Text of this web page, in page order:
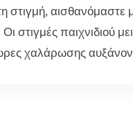
στιγμή, αισθανόμαστε
στιγμές παιχνιδιού
χαλάρωσης